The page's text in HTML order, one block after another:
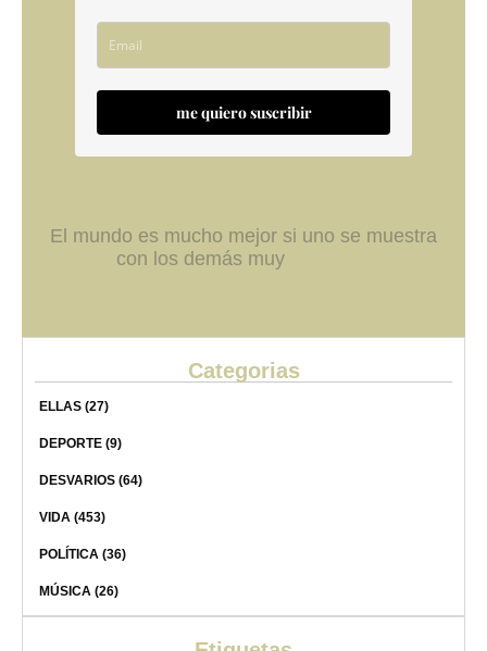
me quiero suscribir
El mundo es mucho mejor si uno se muestra
con los demás muy
Categorias
ELLAS (27)
DEPORTE (9)
DESVARIOS (64)
VIDA (453)
POLÍTICA (36)
MÚSICA (26)